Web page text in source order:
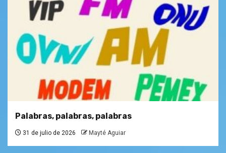
Palabras, palabras, palabras
31 de julio de 2026 Mayté Aguiar